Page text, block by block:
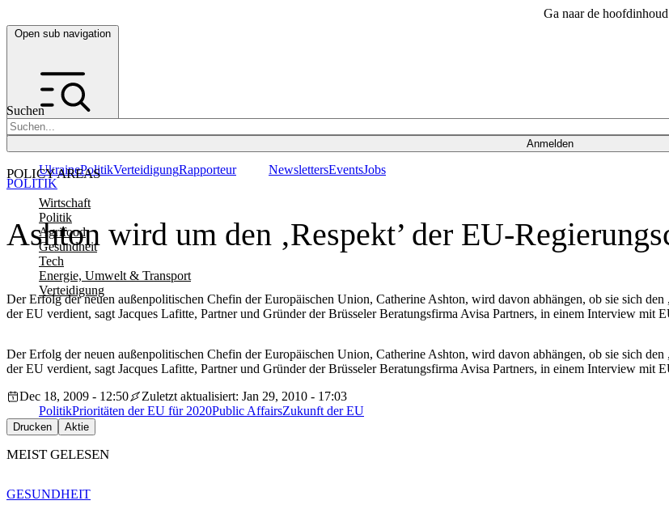
Ga naar de hoofdinhoud
Open sub navigation
Suchen
Anmelden
POLICY AREAS
Wirtschaft
Politik
Agrifood
Gesundheit
Tech
Energie, Umwelt & Transport
Verteidigung
UkrainePolitikVerteidigungRapporteur NewslettersEventsJobs
Ashton wird um den ‚Respekt’ der EU-
Der Erfolg der neuen außenpolitischen Chefin der Europäischen Union, Catherine Ashton, wird davon abhängen, ob sie sich
der EU verdient, sagt Jacques Lafitte, Partner und Gründer der Brüsseler Beratungsfirma Avisa Partners, in einem Interview mit
POLITIK
Der Erfolg der neuen außenpolitischen Chefin der Europäischen Union, Catherine Ashton, wird davon abhängen, ob sie sich
der EU verdient, sagt Jacques Lafitte, Partner und Gründer der Brüsseler Beratungsfirma Avisa Partners, in einem Interview mit
Dec 18, 2009 - 12:50
Zuletzt aktualisiert: Jan 29, 2010 - 17:03
PolitikPrioritäten der EU für 2020Public AffairsZukunft der EU
Drucken Aktie
MEIST GELESEN
GESUNDHEIT